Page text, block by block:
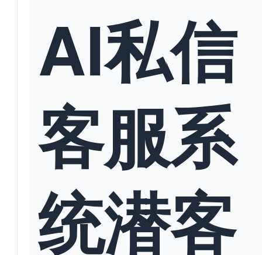
AI私信
客服系
统潜客